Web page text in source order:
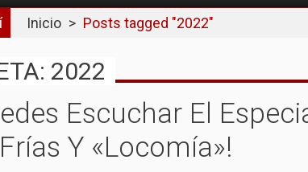
Inicio > Posts tagged "2022"
2022
Escuchar El
Y «Locomía»!